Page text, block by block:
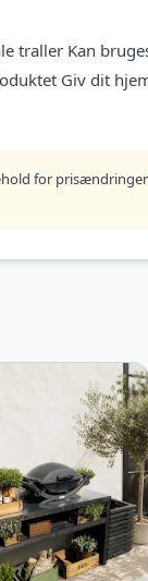
traller Kan
Giv dit
for